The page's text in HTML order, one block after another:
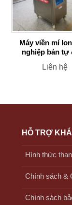
Máy viền mí
nghiệp bán tự
Liên hệ
HỖ TRỢ
Hình thức
Chính sách &
Chính sách